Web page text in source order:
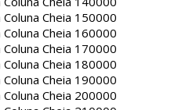
Cheia 150000
Cheia 160000
Cheia 170000
Cheia 180000
Cheia 190000
Cheia 200000